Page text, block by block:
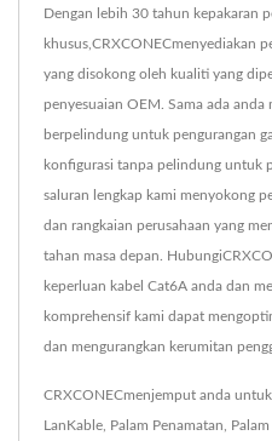
Dengan lebih 30 tahun kepakaran
khusus,CRXCONECmenyediakan
yang disokong oleh kualiti yang
penyesuaian OEM. Sama ada
berpelindung untuk pengurangan
konfigurasi tanpa pelindung untuk
saluran lengkap kami menyokong
dan rangkaian perusahaan yang
tahan masa depan.
keperluan kabel Cat6A anda dan
komprehensif kami dapat
dan mengurangkan kerumitan
CRXCONECmenjemput anda
LanKable Palam Penamatan